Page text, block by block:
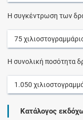
Η συγκέντρωση των
75
Η συνολική ποσότητα
1.050
Κατάλογος